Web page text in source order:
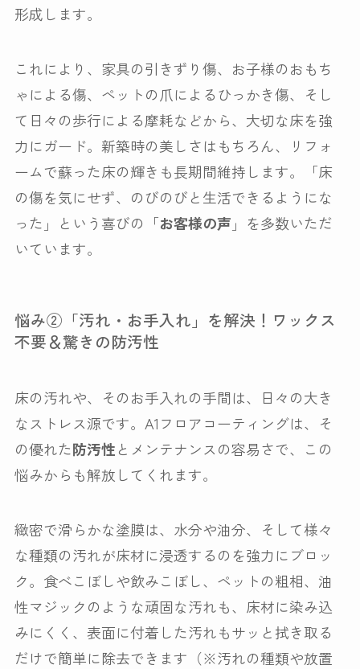
形成します。
これにより、家具の引きずり傷、お子様のおもち
ゃによる傷、ペットの爪によるひっかき傷、そし
て日々の歩行による摩耗などから、大切な床を強
力にガード。新築時の美しさはもちろん、リフォ
ームで蘇った床の輝きも長期間維持します。「床
の傷を気にせず、のびのびと生活できるようにな
った」という喜びの「お客様の声 」を多数いただ
いています。
悩み②「汚れ・お手入れ」を解決！ワックス
不要＆驚きの防汚性
床の汚れや、そのお手入れの手間は、日々の大き
なストレス源です。A1フロアコーティングは、そ
の優れた防汚性とメンテナンスの容易さで、この
悩みからも解放してくれます。
緻密で滑らかな塗膜は、水分や油分、そして様々
な種類の汚れが床材に浸透するのを強力にブロッ
ク。食べこぼしや飲みこぼし、ペットの粗相、油
性マジックのような頑固な汚れも、床材に染み込
みにくく、表面に付着した汚れもサッと拭き取る
だけで簡単に除去できます（※汚れの種類や放置